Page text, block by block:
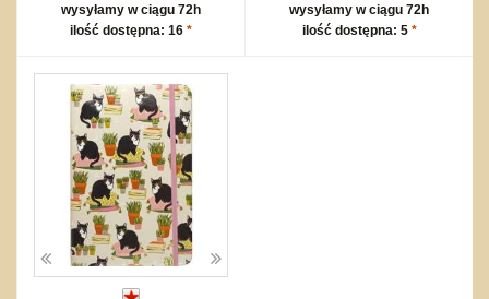
wysyłamy w ciągu 72h
ilość dostępna: 16 *
wysyłamy w ciągu 72h
ilość dostępna: 5 *